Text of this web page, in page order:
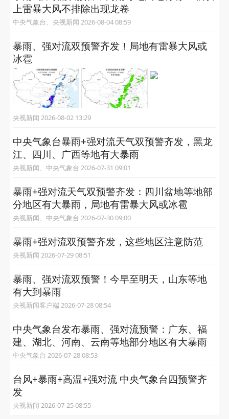
上雷暴大风不排除出现龙卷
中央气象台、央视新闻 2026-08-04 08:59
暴雨、强对流双预警齐发！局地有雷暴大风或
冰雹
央视新闻 2026-08-02 13:29
中央气象台暴雨+强对流天气双预警齐发，黑龙
江、四川、广西等地有大暴雨
央视新闻、中央气象台 2026-07-31 09:01
暴雨+强对流天气双预警齐发：四川盆地等地部
分地区有大暴雨，局地有雷暴大风或冰雹
央视新闻、中央气象台 2026-07-30 09:00
暴雨+强对流双预警齐发，这些地区注意防范
央视新闻 2026-07-29 08:51
暴雨、强对流双预警！今早至明天，山东等地
有大到暴雨
央视新闻客户端 2026-07-28 08:54
中央气象台发布暴雨、强对流预警：广东、福
建、湖北、河南、云南等地部分地区有大暴雨
中央气象台 2026-07-28 08:53
台风+暴雨+高温+强对流 中央气象台四预警齐
发
央视新闻 2026-07-25 08:55